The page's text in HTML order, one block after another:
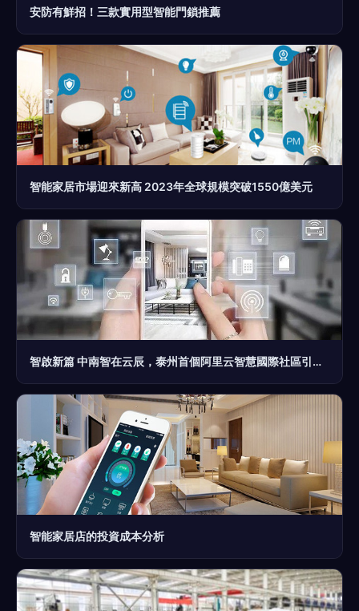
安防有鮮招！三款實用型智能門鎖推薦
智能家居市場迎來新高 2023年全球規模突破1550億美元
智啟新篇 中南智在云辰，泰州首個阿里云智慧國際社區引領智能家居革命
智能家居店的投資成本分析